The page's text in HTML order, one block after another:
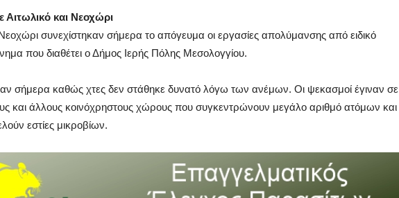
και Νεοχώρι
συνεχίστηκαν σήμερα το απόγευμα οι εργασίες απολύμανσης από ειδικό
που διαθέτει ο Δήμος Ιερής Πόλης Μεσολογγίου.
σήμερα καθώς χτες δεν στάθηκε δυνατό λόγω των ανέμων. Οι ψεκασμοί έγιναν σε
και άλλους κοινόχρηστους χώρους που συγκεντρώνουν μεγάλο αριθμό ατόμων και
εστίες μικροβίων.